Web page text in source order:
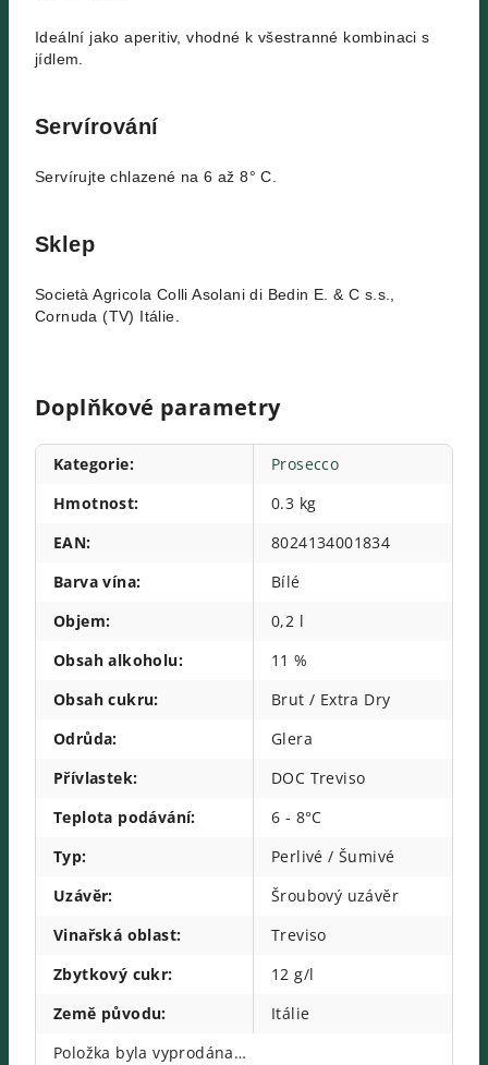
Ideální jako aperitiv, vhodné k všestranné kombinaci s
jídlem.
Servírování
Servírujte chlazené na 6 až 8° C.
Sklep
Società Agricola Colli Asolani di Bedin E. & C s.s.,
Cornuda (TV) Itálie.
Doplňkové parametry
Kategorie:
Prosecco
Hmotnost:
0.3 kg
EAN:
8024134001834
Barva vína:
Bílé
Objem:
0,2 l
Obsah alkoholu:
11 %
Obsah cukru:
Brut / Extra Dry
Odrůda:
Glera
Přívlastek:
DOC Treviso
Teplota podávání:
6 - 8°C
Typ:
Perlivé / Šumivé
Uzávěr:
Šroubový uzávěr
Vinařská oblast:
Treviso
Zbytkový cukr:
12 g/l
Země původu:
Itálie
Položka byla vyprodána…